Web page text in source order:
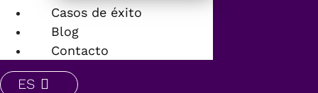
Casos de éxito
Blog
Contacto
ES